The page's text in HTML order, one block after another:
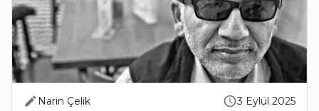
Narin Çelik 3 Eylül 2025